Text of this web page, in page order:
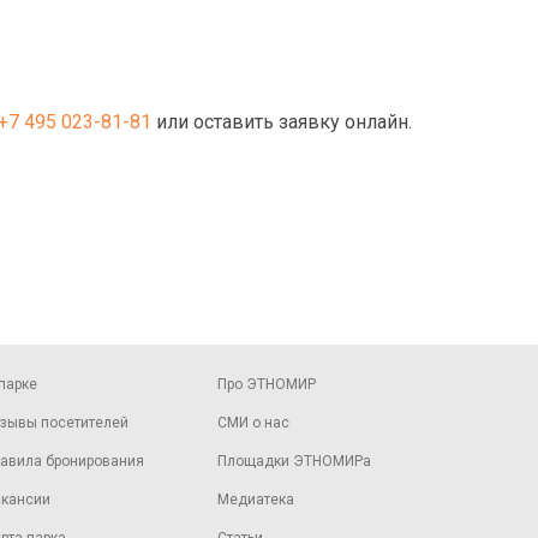
495 023-81-81 или оставить заявку онлайн.
посетителей
бронирования
Про ЭТНОМИР
СМИ о нас
Площадки ЭТНОМИРа
Медиатека